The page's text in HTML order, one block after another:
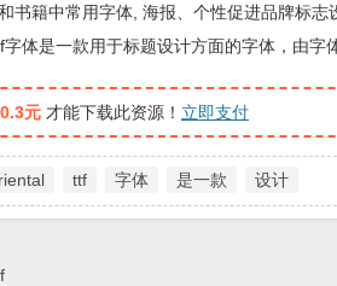
书籍中常用字体, 海报、个性促进品牌标志
体是一款用于标题设计方面的字体，由字
0.3元 才能下载此资源！ 立即支付
ttf 字体 是一款 设计